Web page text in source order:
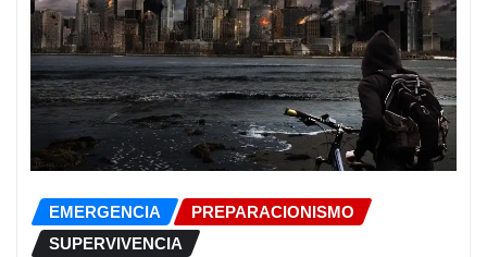
EMERGENCIA
PREPARACIONISMO
SUPERVIVENCIA